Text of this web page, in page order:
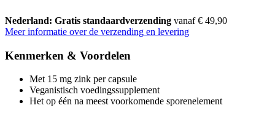
Nederland: Gratis standaardverzending vanaf € 49,90
Meer informatie over de verzending en levering
Kenmerken & Voordelen
Met 15 mg zink per capsule
Veganistisch voedingssupplement
Het op één na meest voorkomende sporenelement